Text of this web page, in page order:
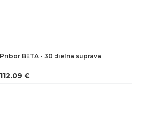
Príbor BETA - 30 dielna súprava
112.09 €